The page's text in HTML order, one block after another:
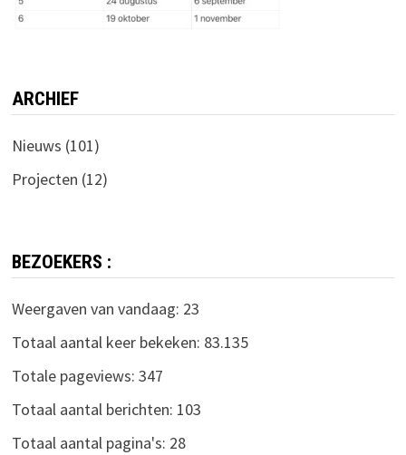
ARCHIEF
Nieuws (101)
Projecten (12)
BEZOEKERS :
Weergaven van vandaag: 23
Totaal aantal keer bekeken: 83.135
Totale pageviews: 347
Totaal aantal berichten: 103
Totaal aantal pagina's: 28